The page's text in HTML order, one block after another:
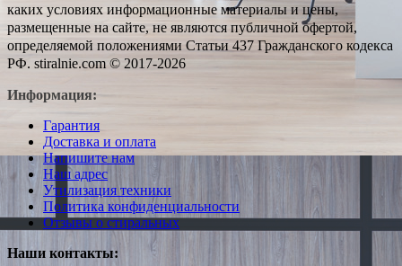
каких условиях информационные материалы и цены,
размещенные на сайте, не являются публичной офертой,
определяемой положениями Статьи 437 Гражданского кодекса
РФ. stiralnie.com © 2017-2026
Информация:
Гарантия
Доставка и оплата
Напишите нам
Наш адрес
Утилизация техники
Политика конфиденциальности
Отзывы о стиральных
Наши контакты: